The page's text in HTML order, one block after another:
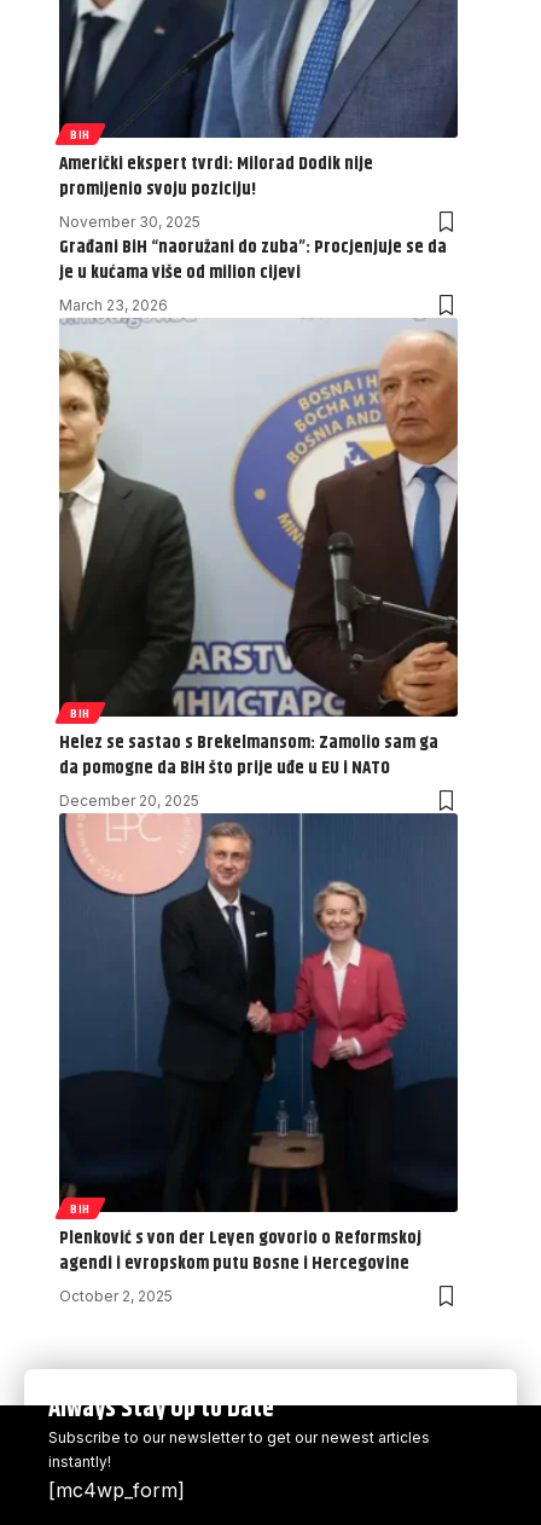
BIH
Američki ekspert tvrdi: Milorad Dodik nije
promijenio svoju poziciju!
November 30, 2025
Građani BiH “naoružani do zuba”: Procjenjuje se da
je u kućama više od milion cijevi
March 23, 2026
BIH
Helez se sastao s Brekelmansom: Zamolio sam ga
da pomogne da BiH što prije uđe u EU i NATO
December 20, 2025
BIH
Plenković s von der Leyen govorio o Reformskoj
agendi i evropskom putu Bosne i Hercegovine
October 2, 2025
Always Stay Up to Date
Subscribe to our newsletter to get our newest articles
instantly!
[mc4wp_form]